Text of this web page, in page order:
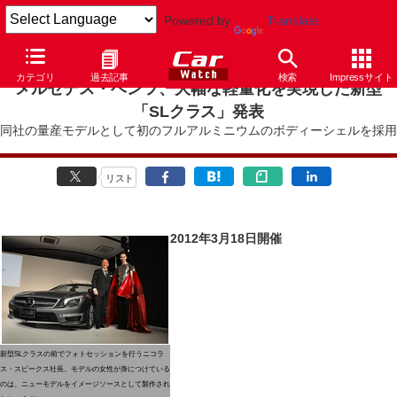
Powered by Translate
カテゴリ 過去記事 検索 Impressサイト
メルセデス・ベンツ、大幅な軽量化を実現した新型
「SLクラス」発表
同社の量産モデルとして初のフルアルミニウムのボディーシェルを採用
リスト
新型SLクラスの前でフォトセッションを行うニコラ
ス・スピークス社長。モデルの女性が身につけている
のは、ニューモデルをイメージソースとして製作され
2012年3月18日開催